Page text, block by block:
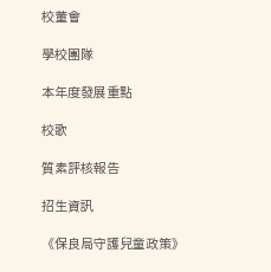
校董會
學校團隊
本年度發展重點
校歌
質素評核報告
招生資訊
《保良局守護兒童政策》